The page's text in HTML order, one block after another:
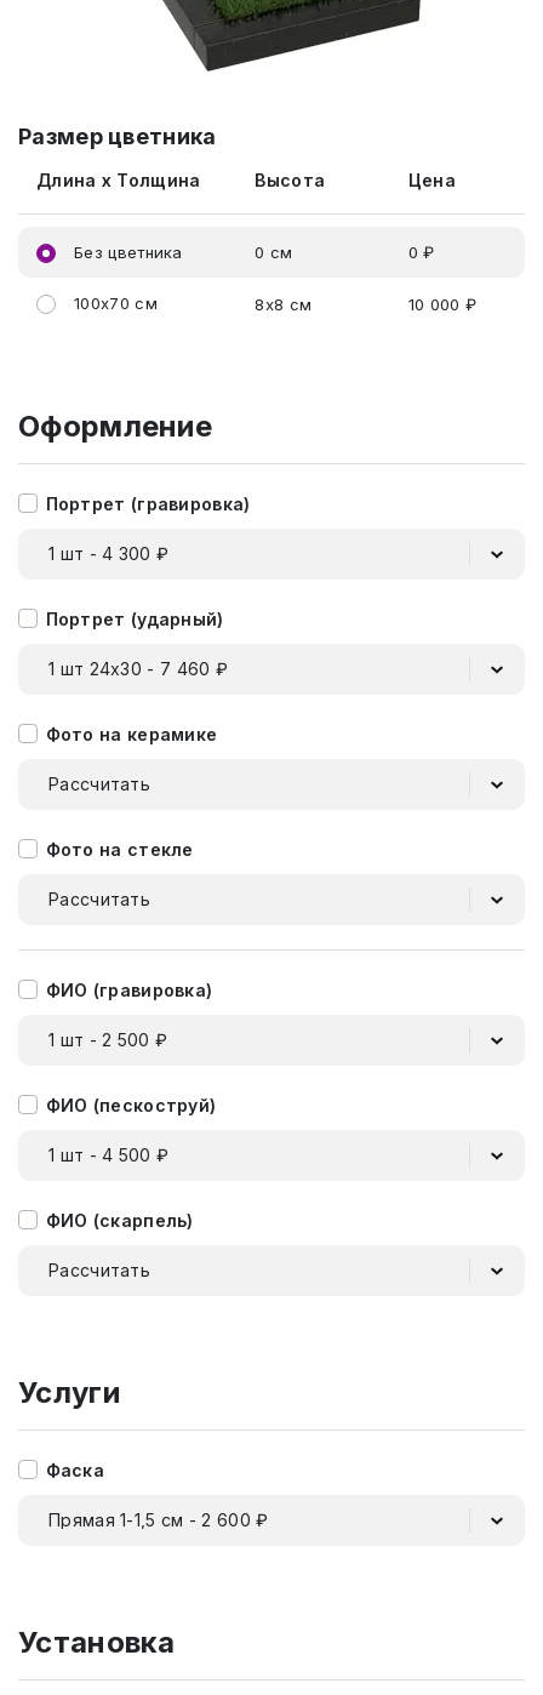
Размер цветника
Длина x Толщина Высота Цена
Без цветника 0 см 0 ₽
100x70 см 8x8 см 10 000 ₽
Оформление
Портрет (гравировка)
1 шт - 4 300 ₽
Портрет (ударный)
1 шт 24х30 - 7 460 ₽
Фото на керамике
Рассчитать
Фото на стекле
Рассчитать
ФИО (гравировка)
1 шт - 2 500 ₽
ФИО (пескоструй)
1 шт - 4 500 ₽
ФИО (скарпель)
Рассчитать
Услуги
Фаска
Прямая 1-1,5 см - 2 600 ₽
Установка